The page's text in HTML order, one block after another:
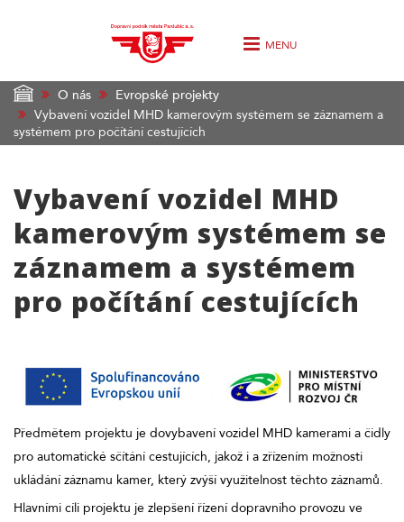
MENU
O nás
Evropské projekty
Vybavení vozidel MHD kamerovým systémem se záznamem a
systémem pro počítání cestujících
Vybavení vozidel MHD
kamerovým systémem se
záznamem a systémem
pro počítání cestujících
Předmětem projektu je dovybavení vozidel MHD kamerami a čidly
pro automatické sčítání cestujících, jakož i a zřízením možnosti
ukládání záznamu kamer, který zvýší využitelnost těchto záznamů.
Hlavními cíli projektu je zlepšení řízení dopravního provozu ve